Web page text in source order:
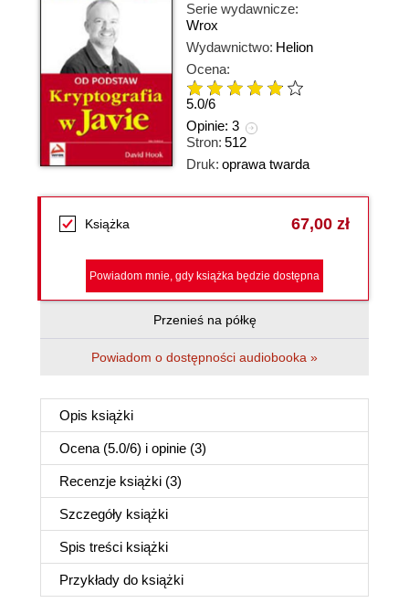
Serie wydawnicze:
Wrox
Wydawnictwo: Helion
Ocena:
5.0/6
Opinie: 3
Stron: 512
Druk: oprawa twarda
Książka 67,00 zł
Powiadom mnie, gdy książka będzie dostępna
Przenieś na półkę
Powiadom o dostępności audiobooka »
Opis książki
Ocena (5.0/6) i opinie (3)
Recenzje książki (3)
Szczegóły książki
Spis treści książki
Przykłady do książki